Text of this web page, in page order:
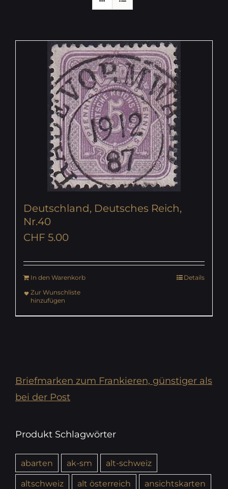
Deutschland, Deutsches Reich,
Nr.40
CHF 5.00
In den Warenkorb
Details
Zur Wunschliste
hinzufügen
Briefmarken zum Frankieren, günstiger als
bei der Post
Produkt Schlagwörter
abarten ak-sm
alt-schweiz
altschweiz
alt österreich
ansichtskarten